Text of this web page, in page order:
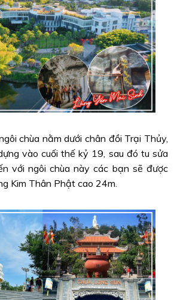
chùa nằm dưới chân đồi Trại Thủy,
vào cuối thế kỷ 19, sau đó tu sửa
với ngôi chùa này các bạn sẽ được
Kim Thân Phật cao 24m.